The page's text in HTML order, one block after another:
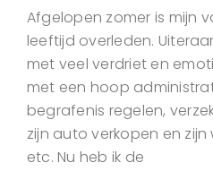
Afgelopen zomer is mijn
leeftijd overleden.
met veel verdriet en
met een hoop
begrafenis regelen,
zijn auto verkopen en zijn
etc. Nu heb ik de